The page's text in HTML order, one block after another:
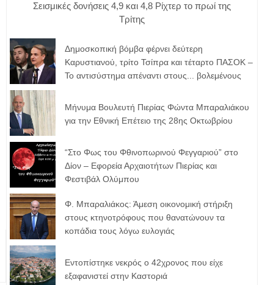
Σεισμικές δονήσεις 4,9 και 4,8 Ρίχτερ το πρωί της
Τρίτης
Δημοσκοπική βόμβα φέρνει δεύτερη
Καρυστιανού, τρίτο Τσίπρα και τέταρτο ΠΑΣΟΚ –
Το αντισύστημα απέναντι στους... βολεμένους
Μήνυμα Βουλευτή Πιερίας Φώντα Μπαραλιάκου
για την Εθνική Επέτειο της 28ης Οκτωβρίου
“Στο Φως του Φθινοπωρινού Φεγγαριού” στο
Δίον – Εφορεία Αρχαιοτήτων Πιερίας και
Φεστιβάλ Ολύμπου
Φ. Μπαραλιάκος: Άμεση οικονομική στήριξη
στους κτηνοτρόφους που θανατώνουν τα
κοπάδια τους λόγω ευλογιάς
Εντοπίστηκε νεκρός ο 42χρονος που είχε
εξαφανιστεί στην Καστοριά